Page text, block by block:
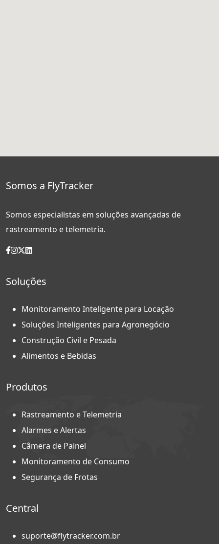
Somos a FlyTracker
Somos especialistas em soluções avançadas de
rastreamento e telemetria.
Soluções
Monitoramento Inteligente para Locação
Soluções Inteligentes para Agronegócio
Construção Civil e Pesada
Alimentos e Bebidas
Produtos
Rastreamento e Telemetria
Alarmes e Alertas
Câmera de Painel
Monitoramento de Consumo
Segurança de Frotas
Central
suporte@flytracker.com.br